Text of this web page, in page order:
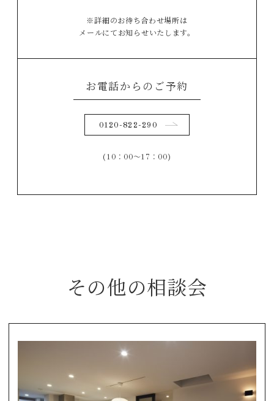
※詳細のお待ち合わせ場所は
メールにてお知らせいたします。
お電話からのご予約
0120-822-290
(10：00～17：00)
その他の相談会